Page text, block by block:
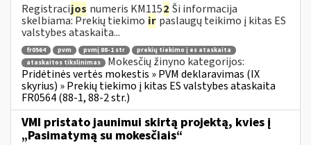
Registracijos numeris KM1152 Ši informacija
skelbiama: Prekių tiekimo ir paslaugų teikimo į kitas ES
valstybes ataskaita...
fr0564 pvm pvmį 88-1 str
prekių tiekimo į es ataskaita
ataskaitos tikslinimas
Mokesčių žinyno kategorijos:
Pridėtinės vertės mokestis » PVM deklaravimas (IX
skyrius) » Prekių tiekimo į kitas ES valstybes ataskaita
FR0564 (88-1, 88-2 str.)
VMI pristato jaunimui skirtą projektą, kvies į
„Pasimatymą su mokesčiais“